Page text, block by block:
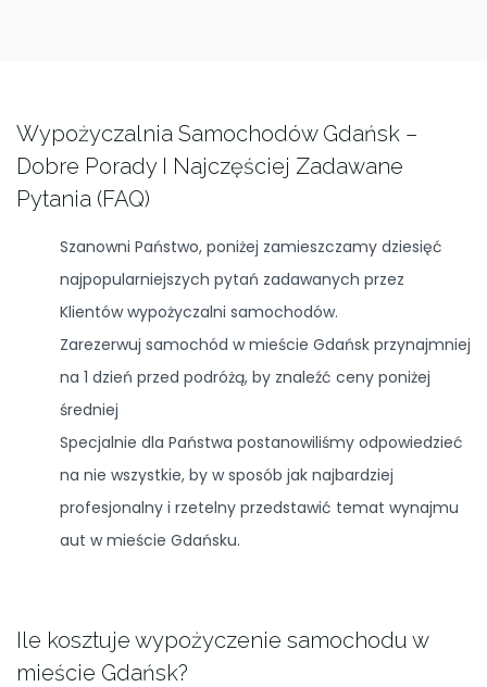
Wypożyczalnia Samochodów Gdańsk –
Dobre Porady I Najczęściej Zadawane
Pytania (FAQ)
Szanowni Państwo, poniżej zamieszczamy dziesięć
najpopularniejszych pytań zadawanych przez
Klientów wypożyczalni samochodów.
Zarezerwuj samochód w mieście Gdańsk przynajmniej
na 1 dzień przed podróżą, by znaleźć ceny poniżej
średniej
Specjalnie dla Państwa postanowiliśmy odpowiedzieć
na nie wszystkie, by w sposób jak najbardziej
profesjonalny i rzetelny przedstawić temat wynajmu
aut w mieście Gdańsku.
Ile kosztuje wypożyczenie samochodu w
mieście Gdańsk?